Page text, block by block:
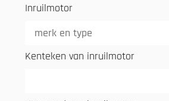
Inruilmotor
Kenteken van inruilmotor